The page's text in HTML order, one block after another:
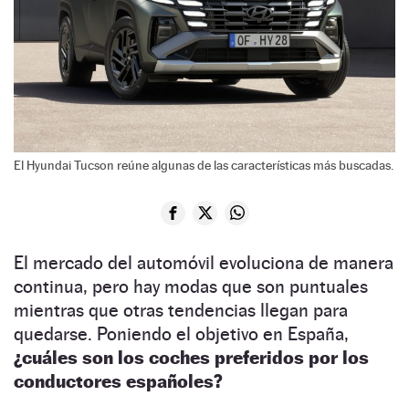
El Hyundai Tucson reúne algunas de las características más buscadas.
El mercado del automóvil evoluciona de manera
continua, pero hay modas que son puntuales
mientras que otras tendencias llegan para
quedarse. Poniendo el objetivo en España,
¿cuáles son los coches preferidos por los
conductores españoles?